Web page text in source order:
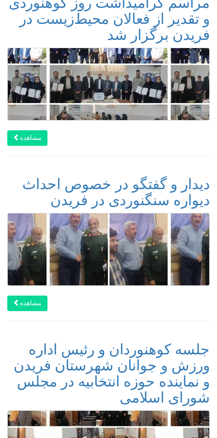
و تقدیر از فعالان محیط‌زیست در
فریدن برگزار شد
مشاهده
دیدار و گفتگو در خصوص احداث
دیواره سنگنوردی در فریدن
مشاهده
جلسه کوهنوردان و رئیس اداره
ورزش و جوانان شهرستان فریدن
و نماینده حوزه انتخابیه در مجلس
شورای اسلامی